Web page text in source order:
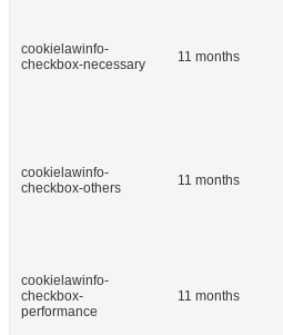
cookielawinfo-
checkbox-necessary
11 months
cookielawinfo-
checkbox-others
11 months
cookielawinfo-
checkbox-
performance
11 months